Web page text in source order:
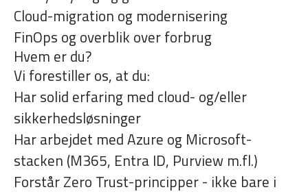
Cloud-migration og modernisering
FinOps og overblik over forbrug
Hvem er du?
Vi forestiller os, at du:
Har solid erfaring med cloud- og/eller
sikkerhedsløsninger
Har arbejdet med Azure og Microsoft-
stacken (M365, Entra ID, Purview m.fl.)
Forstår Zero Trust-principper - ikke bare i